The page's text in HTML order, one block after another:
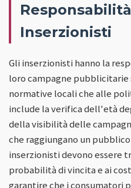
Inserzionisti
Gli inserzionisti hanno la
loro campagne pubblicitarie
normative locali che alle
include la verifica dell'età
della visibilità delle
che raggiungano un
inserzionisti devono essere
probabilità di vincita e ai
garantire che i consumatori